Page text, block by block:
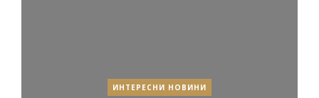
ИНТЕРЕСНИ НОВИНИ